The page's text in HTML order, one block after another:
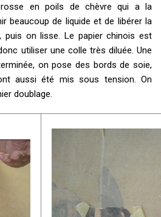
en poils de chèvre qui a la
beaucoup de liquide et de libérer la
puis on lisse. Le papier chinois est
utiliser une colle très diluée. Une
on pose des bords de soie,
aussi été mis sous tension. On
doublage.